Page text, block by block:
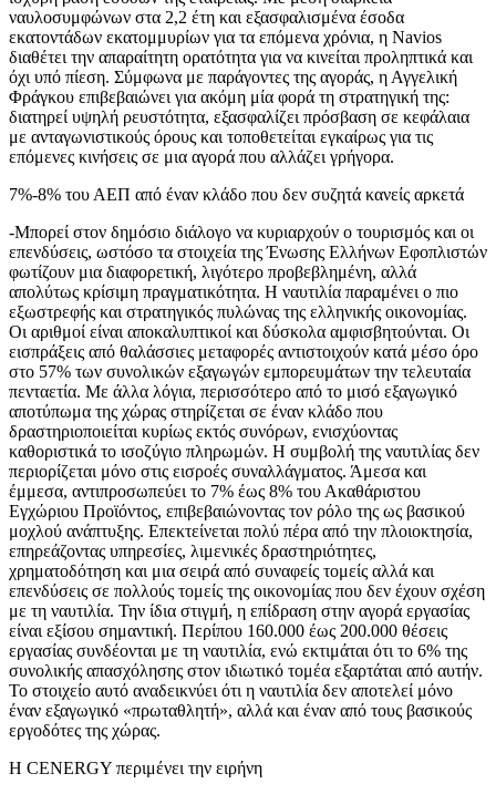
ναυλοσυμφώνων στα 2,2 έτη και εξασφαλισμένα έσοδα
εκατοντάδων εκατομμυρίων για τα επόμενα χρόνια, η Navios
διαθέτει την απαραίτητη ορατότητα για να κινείται προληπτικά και
όχι υπό πίεση. Σύμφωνα με παράγοντες της αγοράς, η Αγγελική
Φράγκου επιβεβαιώνει για ακόμη μία φορά τη στρατηγική της:
διατηρεί υψηλή ρευστότητα, εξασφαλίζει πρόσβαση σε κεφάλαια
με ανταγωνιστικούς όρους και τοποθετείται εγκαίρως για τις
επόμενες κινήσεις σε μια αγορά που αλλάζει γρήγορα.
7%-8% του ΑΕΠ από έναν κλάδο που δεν συζητά κανείς αρκετά
-Μπορεί στον δημόσιο διάλογο να κυριαρχούν ο τουρισμός και οι
επενδύσεις, ωστόσο τα στοιχεία της Ένωσης Ελλήνων Εφοπλιστών
φωτίζουν μια διαφορετική, λιγότερο προβεβλημένη, αλλά
απολύτως κρίσιμη πραγματικότητα. Η ναυτιλία παραμένει ο πιο
εξωστρεφής και στρατηγικός πυλώνας της ελληνικής οικονομίας.
Οι αριθμοί είναι αποκαλυπτικοί και δύσκολα αμφισβητούνται. Οι
εισπράξεις από θαλάσσιες μεταφορές αντιστοιχούν κατά μέσο όρο
στο 57% των συνολικών εξαγωγών εμπορευμάτων την τελευταία
πενταετία. Με άλλα λόγια, περισσότερο από το μισό εξαγωγικό
αποτύπωμα της χώρας στηρίζεται σε έναν κλάδο που
δραστηριοποιείται κυρίως εκτός συνόρων, ενισχύοντας
καθοριστικά το ισοζύγιο πληρωμών. Η συμβολή της ναυτιλίας δεν
περιορίζεται μόνο στις εισροές συναλλάγματος. Άμεσα και
έμμεσα, αντιπροσωπεύει το 7% έως 8% του Ακαθάριστου
Εγχώριου Προϊόντος, επιβεβαιώνοντας τον ρόλο της ως βασικού
μοχλού ανάπτυξης. Επεκτείνεται πολύ πέρα από την πλοιοκτησία,
επηρεάζοντας υπηρεσίες, λιμενικές δραστηριότητες,
χρηματοδότηση και μια σειρά από συναφείς τομείς αλλά και
επενδύσεις σε πολλούς τομείς της οικονομίας που δεν έχουν σχέση
με τη ναυτιλία. Την ίδια στιγμή, η επίδραση στην αγορά εργασίας
είναι εξίσου σημαντική. Περίπου 160.000 έως 200.000 θέσεις
εργασίας συνδέονται με τη ναυτιλία, ενώ εκτιμάται ότι το 6% της
συνολικής απασχόλησης στον ιδιωτικό τομέα εξαρτάται από αυτήν.
Το στοιχείο αυτό αναδεικνύει ότι η ναυτιλία δεν αποτελεί μόνο
έναν εξαγωγικό «πρωταθλητή», αλλά και έναν από τους βασικούς
εργοδότες της χώρας.
Η CENERGY περιμένει την ειρήνη